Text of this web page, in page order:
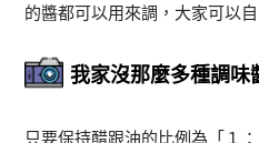
的醬都可以用來調，大家可以自
我家沒那麼多種調味
只要保持醋跟油的比例為「１